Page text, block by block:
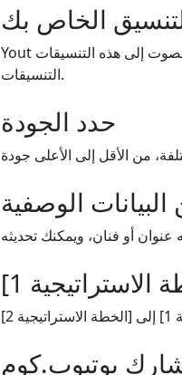
الخاص بك
Yout يتيح لك تحويل تنسيق الفيديو/الصوت إلى هذه التنسيقات MP3 أو WAV (الصوت)، أو MP4 (الفيديو) أو GIF. اختر أحد
التنسيقات.
حدد الجودة
الوصفية
يوتيوب.كوم